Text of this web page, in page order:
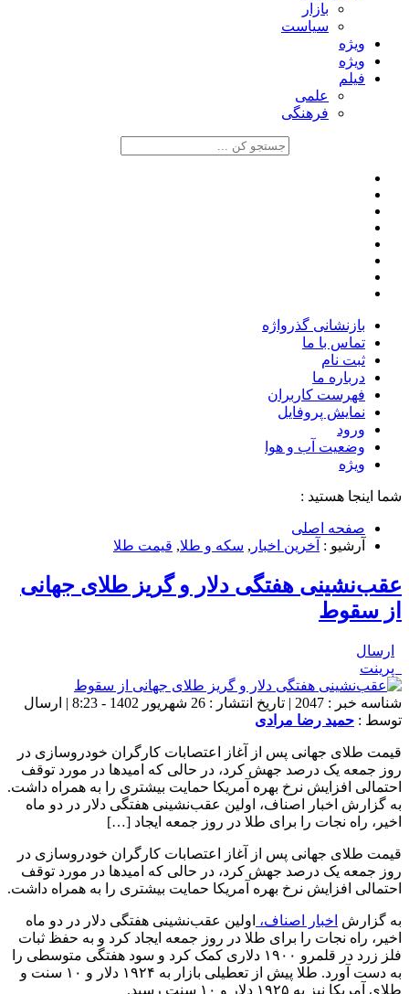
بازار
سیاست
ویژه
ویژه
فیلم
علمی
فرهنگی
بازنشانی گذرواژه
تماس با ما
ثبت نام
درباره ما
فهرست کاربران
نمایش پروفایل
ورود
وضعیت آب و هوا
ویژه
شما اینجا هستید :
صفحه اصلی
آرشیو : آخرین اخبار , سکه و طلا, قیمت طلا
عقب‌نشینی هفتگی دلار و گریز طلای جهانی
از سقوط
ارسال
پرینت
شناسه خبر : 2047 | تاریخ انتشار : 26 شهریور 1402 - 8:23 | ارسال
توسط : حمید رضا مرادی
قیمت طلای جهانی پس از آغاز اعتصابات کارگران خودروسازی در
روز جمعه یک درصد جهش کرد، در حالی که امیدها در مورد توقف
احتمالی افزایش نرخ بهره آمریکا حمایت بیشتری را به همراه داشت.
به گزارش اخبار اصناف، اولین عقب‌نشینی هفتگی دلار در دو ماه
اخیر، راه نجات را برای طلا در روز جمعه ایجاد […]
قیمت طلای جهانی پس از آغاز اعتصابات کارگران خودروسازی در
روز جمعه یک درصد جهش کرد، در حالی که امیدها در مورد توقف
احتمالی افزایش نرخ بهره آمریکا حمایت بیشتری را به همراه داشت.
به گزارش اخبار اصناف، اولین عقب‌نشینی هفتگی دلار در دو ماه
اخیر، راه نجات را برای طلا در روز جمعه ایجاد کرد و به حفظ ثبات
فلز زرد در قلمرو ۱۹۰۰ دلاری کمک کرد و سود هفتگی متوسطی را
به دست آورد. طلا پیش از تعطیلی بازار به ۱۹۲۴ دلار و ۱۰ سنت و
طلای آمریکا نیز به ۱۹۲۵ دلار و ۱۰ سنت رسید.